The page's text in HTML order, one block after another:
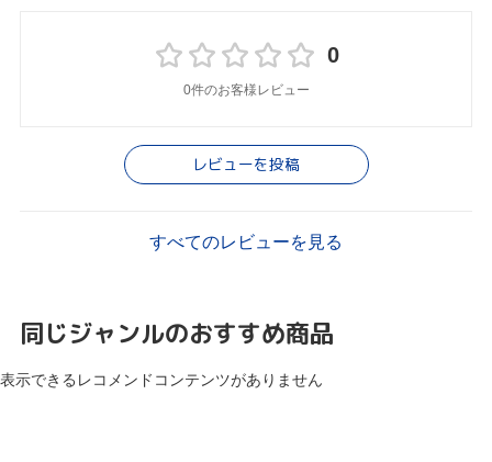
0
0件のお客様レビュー
レビューを投稿
すべてのレビューを見る
同じジャンルのおすすめ商品
表示できるレコメンドコンテンツがありません